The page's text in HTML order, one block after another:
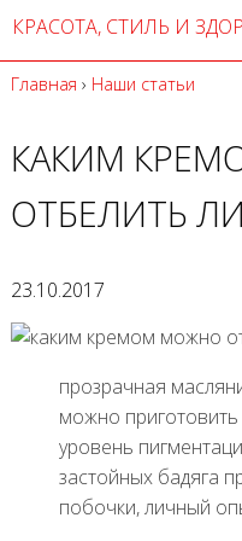
КРАСОТА, СТИЛЬ И
Главная › Наши статьи
КАКИМ
ОТБЕЛИТЬ
23.10.2017
прозрачная
можно
уровень
застойных бадяга
побочки, личный